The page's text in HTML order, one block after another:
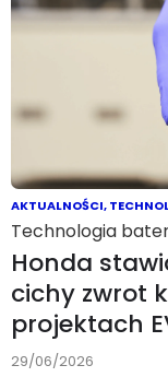
AKTUALNOŚCI,
Technologia
Honda
cichy zwrot
projektach
29/06/2026